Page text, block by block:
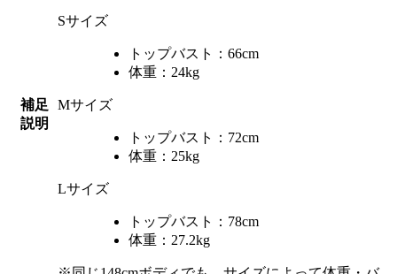
補足
説明
Sサイズ
トップバスト：66cm
体重：24kg
Mサイズ
トップバスト：72cm
体重：25kg
Lサイズ
トップバスト：78cm
体重：27.2kg